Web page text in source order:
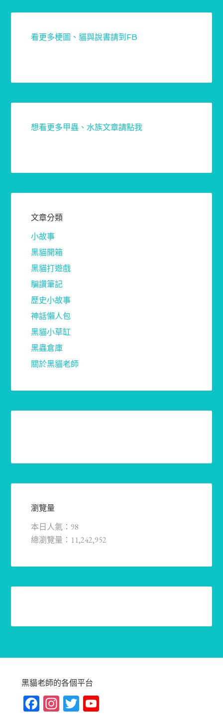
看更多梗圖、貓與說書請到FB
想看更多甲蟲、水族文章請點我
文章分類
小故事
黑貓開箱
黑貓打遊戲
騙讚筆記
歷史小故事
神話懶人包
黑貓小草缸
黑蟲倉庫
關於黑貓老師
瀏覽量
本日人氣：98
總瀏覽量：11,242,952
黑貓老師的各個平台
Fa In T Yo